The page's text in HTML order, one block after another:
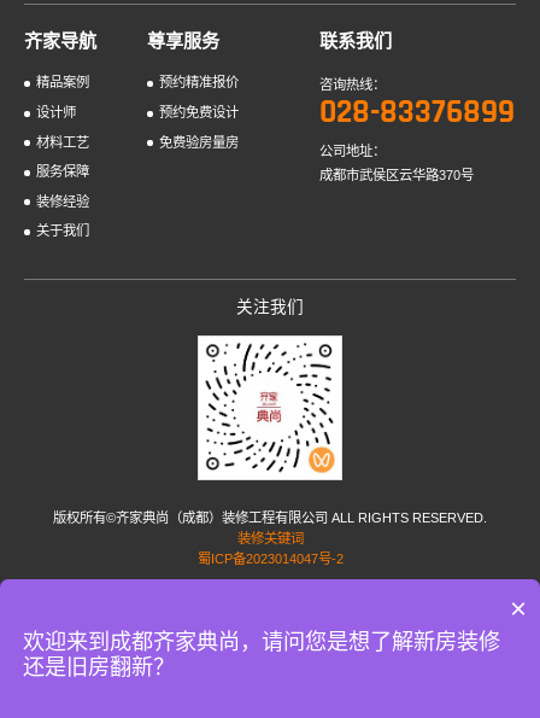
齐家导航
精品案例
设计师
材料工艺
服务保障
装修经验
关于我们
尊享服务
预约精准报价
预约免费设计
免费验房量房
联系我们
咨询热线：
028-83376899
公司地址：
成都市武侯区云华路370号
关注我们
版权所有©齐家典尚（成都）装修工程有限公司 ALL RIGHTS RESERVED.
装修关键词
蜀ICP备2023014047号-2
料焊条
uhpc材料 成都网站设计 丽江房产网 成都房产网 涿州房产网 重庆房产网
国际
海运公司
简历制作 广州办公室装修 广州装修公司 上海装修管家 PE给水管
效果图公
司
唐禾门窗官网 成都家装公司
×
欢迎来到成都齐家典尚，请问您是想了解新房装修
还是旧房翻新？